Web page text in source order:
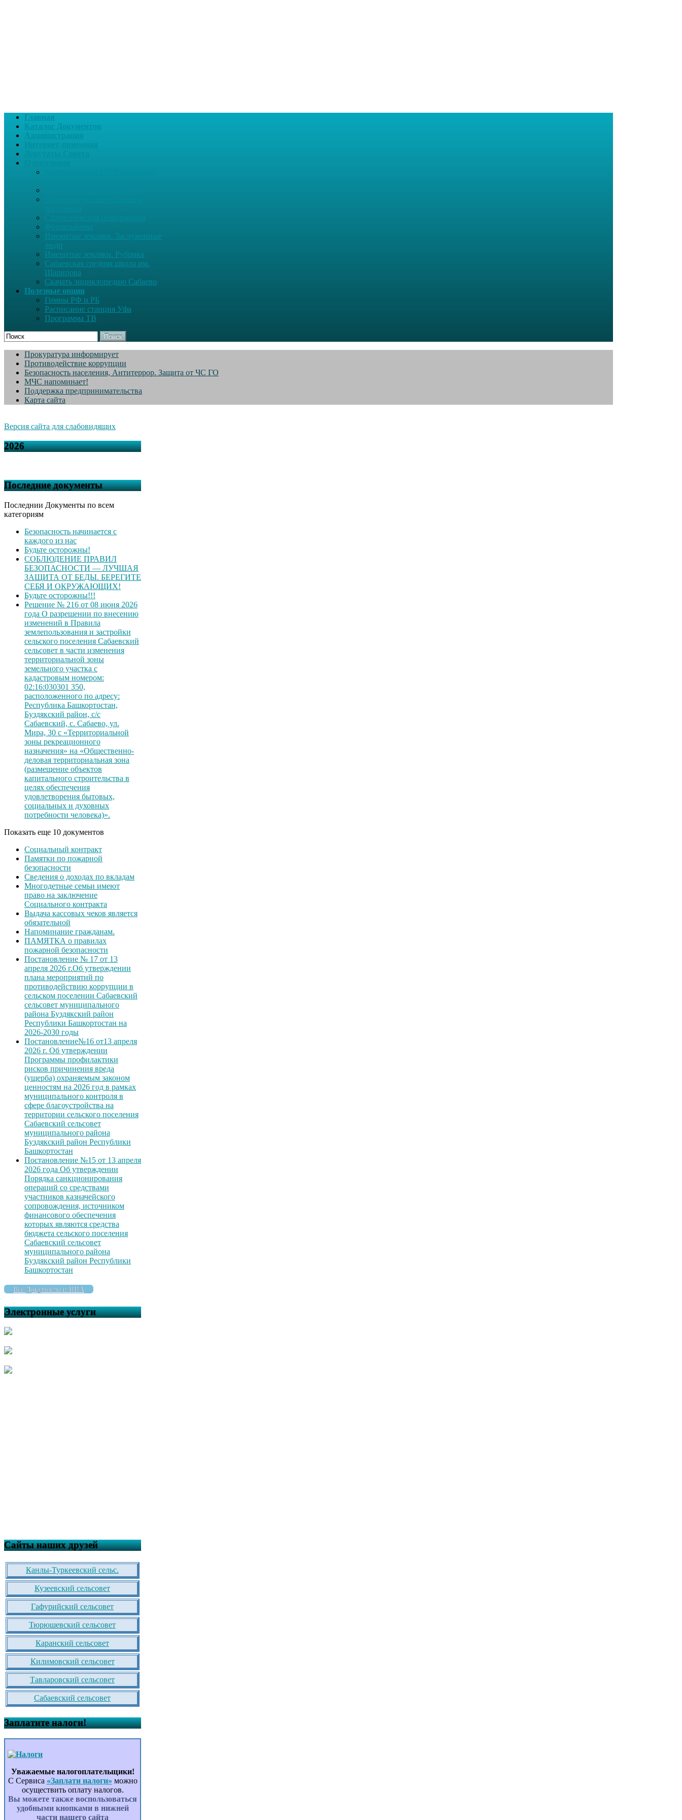
Главная
Каталог Документов
Фотоальбомы
Именитые земляки. Заслуженные
люди
Именитые земляки. Рубрика
Сабаевская средняя школа им.
Шарипова
Скачать энциклопедию Сабаево
Полезные опции
Гимны РФ и РБ
Расписание станция Уфа
Программа ТВ
Поиск
Прокуратура информирует
Противодействие коррупции
Безопасность населения, Антитеррор. Защита от ЧС ГО
МЧС напоминает!
Поддержка предпринимательства
Карта сайта
Версия сайта для слабовидящих
2026
Последние документы
Последнии Документы по всем
категориям
Безопасность начинается с
каждого из нас
Будьте осторожны!
СОБЛЮДЕНИЕ ПРАВИЛ
БЕЗОПАСНОСТИ — ЛУЧШАЯ
ЗАЩИТА ОТ БЕДЫ. БЕРЕГИТЕ
СЕБЯ И ОКРУЖАЮЩИХ!
Будьте осторожны!!!
Решение № 216 от 08 июня 2026
года О разрешении по внесению
изменений в Правила
землепользования и застройки
сельского поселения Сабаевский
сельсовет в части изменения
территориальной зоны
земельного участка с
кадастровым номером:
02:16:030301 350,
расположенного по адресу:
Республика Башкортостан,
Буздякский район, с/с
Сабаевский, с. Сабаево, ул.
Мира, 30 с «Территориальной
зоны рекреационного
назначения» на «Общественно-
деловая территориальная зона
(размещение объектов
капитального строительства в
целях обеспечения
удовлетворения бытовых,
социальных и духовных
потребности человека)».
Показать еще 10 документов
Социальный контракт
Памятки по пожарной
безопасности
Сведения о доходах по вкладам
Многодетные семьи имеют
право на заключение
Социального контракта
Выдача кассовых чеков является
обязательной
Напоминание гражданам.
ПАМЯТКА о правилах
пожарной безопасности
Постановление № 17 от 13
апреля 2026 г.Об утверждении
плана мероприятий по
противодействию коррупции в
сельском поселении Сабаевский
сельсовет муниципального
района Буздякский район
Республики Башкортостан на
2026-2030 годы
Постановление№16 от13 апреля
2026 г. Об утверждении
Программы профилактики
рисков причинения вреда
(ущерба) охраняемым законом
ценностям на 2026 год в рамках
муниципального контроля в
сфере благоустройства на
территории сельского поселения
Сабаевский сельсовет
муниципального района
Буздякский район Республики
Башкортостан
Постановление №15 от 13 апреля
2026 года Об утверждении
Порядка санкционирования
операций со средствами
участников казначейского
сопровождения, источником
финансового обеспечения
которых являются средства
бюджета сельского поселения
Сабаевский сельсовет
муниципального района
Буздякский район Республики
Башкортостан
Все Документы и НПА
Электронные услуги
Сайты наших друзей
Канлы-Туркеевский сельс.
Кузеевский сельсовет
Гафурийский сельсовет
Тюрюшевский сельсовет
Каранский сельсовет
Килимовский сельсовет
Тавларовский сельсовет
Сабаевский сельсовет
Заплатите налоги!
Уважаемые налогоплательщики!
С Сервиса «Заплати налоги» можно
осуществить оплату налогов.
Вы можете также воспользоваться
удобными кнопками в нижней
части нашего сайта